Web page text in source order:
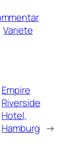
Variete
Empire
Riverside
Hotel,
Hamburg →